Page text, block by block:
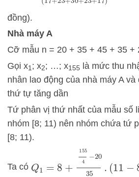
đồng).
Nhà máy A
Cỡ mẫu n = 20 + 35 + 45 + 35 +
Gọi x1; x2; …; x155 là mức thu
nhân lao động của nhà máy A
thứ tự tăng dần
Tứ phân vị thứ nhất của mẫu số
nhóm [8; 11) nên nhóm chứa tứ
[8; 11).
Ta có
1554−20